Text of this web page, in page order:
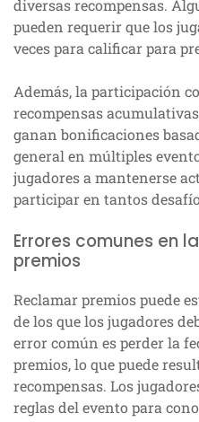
diversas recompensas.
pueden requerir que los
veces para calificar para
Además, la participación
recompensas
ganan bonificaciones
general en múltiples
jugadores a mantenerse
participar en tantos
Errores comunes en
premios
Reclamar premios puede
de los que los jugadores
error común es perder la
premios, lo que puede
recompensas. Los
reglas del evento para